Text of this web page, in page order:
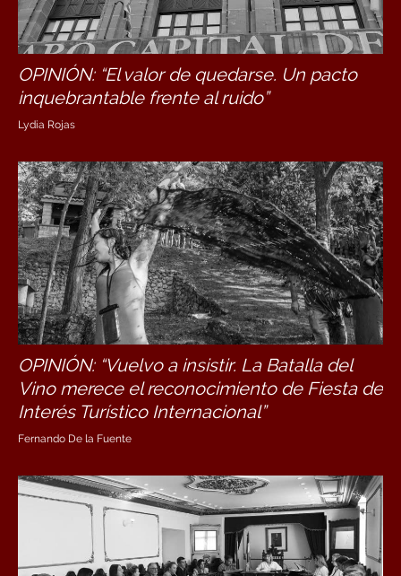
OPINIÓN: “El valor de quedarse. Un pacto
inquebrantable frente al ruido”
Lydia Rojas
OPINIÓN: “Vuelvo a insistir. La Batalla del
Vino merece el reconocimiento de Fiesta de
Interés Turístico Internacional”
Fernando De la Fuente